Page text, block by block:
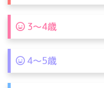
3〜4歳
4〜5歳